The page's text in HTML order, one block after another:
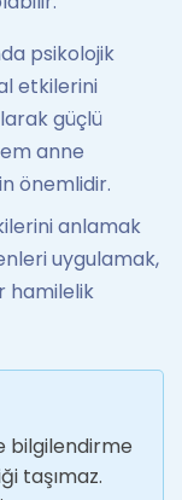
psikolojik
etkilerini
güçlü
anne
önemlidir.
anlamak
uygulamak,
hamilelik
bilgilendirme
taşımaz.